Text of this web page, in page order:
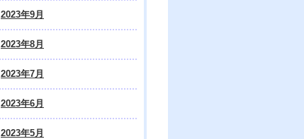
2023年9月
2023年8月
2023年7月
2023年6月
2023年5月